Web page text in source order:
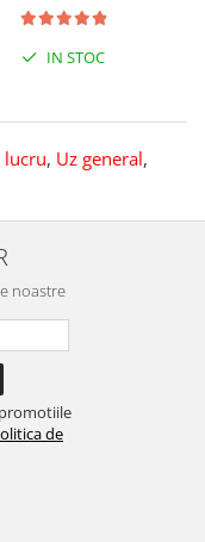
IN STOC
lucru, Uz general,
noastre
de